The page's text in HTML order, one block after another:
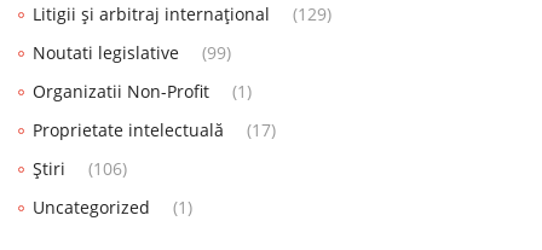
Litigii și arbitraj internațional
(129)
Noutati legislative
(99)
Organizatii Non-Profit
(1)
Proprietate intelectuală
(17)
Știri
(106)
Uncategorized
(1)